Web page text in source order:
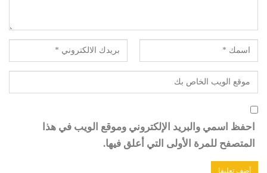
احفظ اسمي والبريد الإلكتروني وموقع الويب في هذا
المتصفح للمرة الأولى التي أعلق فيها.